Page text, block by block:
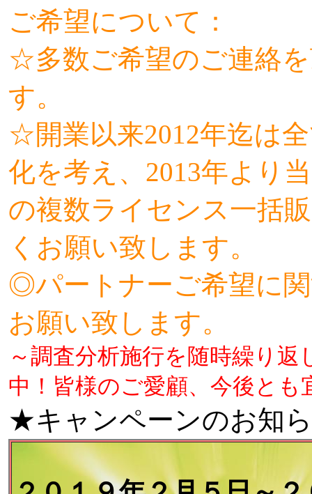
ご希望について：
☆多数ご希望のご連絡
す。
☆開業以来2012年迄は
化を考え、2013年より
の複数ライセンス一括
くお願い致します。
◎パートナーご希望に
お願い致します。
～調査分析施行を随時繰り
中！皆様のご愛顧、今後と
★キャンペーンのお知